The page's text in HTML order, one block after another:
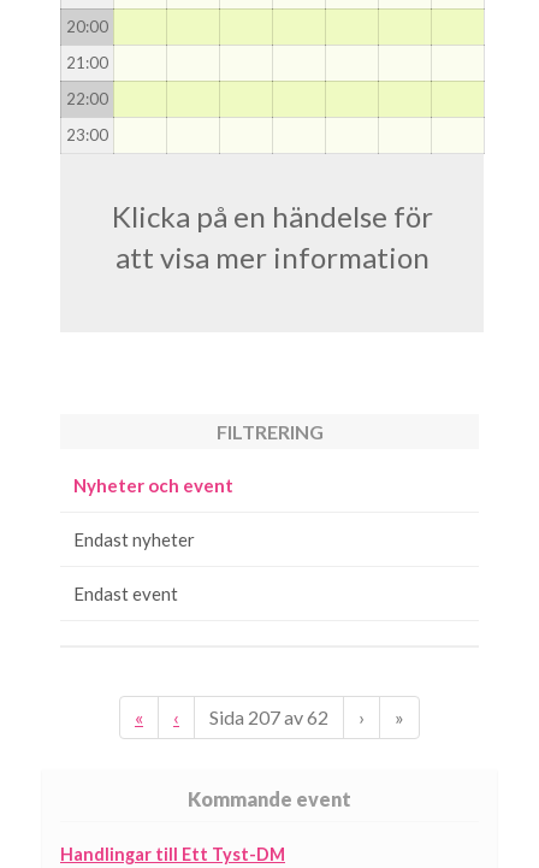
20:00
21 :00
22:00
23:00
Klicka på en händelse för
att visa mer information
FILTRERING
Nyheter och event
Endast nyheter
Endast event
« ‹ Sida 207av62 › »
Kommande event
Handlingar till Ett Tyst-DM